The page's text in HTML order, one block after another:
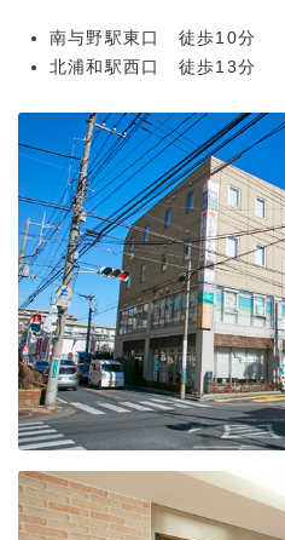
南与野駅東口 徒歩10分
北浦和駅西口 徒歩13分